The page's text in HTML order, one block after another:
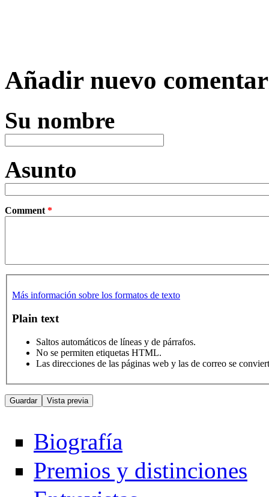
Añadir nuevo
Su nombre
Asunto
Comment *
Más información sobre los formatos de texto
Plain text
Saltos automáticos de líneas y de párrafos.
No se permiten etiquetas HTML.
Las direcciones de las páginas web y las de correo se
Biografía
Premios y distinciones